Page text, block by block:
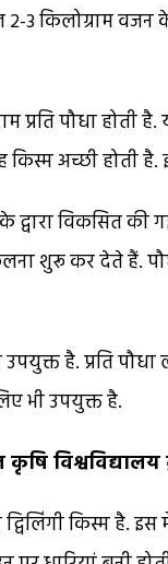
3 किलोग्राम
प्रति पौधा
किस्म अच्छी
द्वारा विकसित
शुरू कर देते हैं.
है. प्रति
भी उपयुक्त है.
विश्वविद्यालय
द्विलिंगी किस्म है.